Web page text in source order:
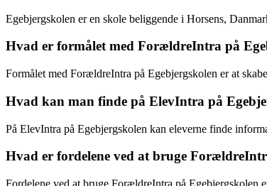
Egebjergskolen er en skole beliggende i Horsens,
Hvad er formålet med ForældreIntra på
Formålet med ForældreIntra på Egebjergskolen er at
Hvad kan man finde på ElevIntra på
På ElevIntra på Egebjergskolen kan eleverne finde
Hvad er fordelene ved at bruge
Fordelene ved at bruge ForældreIntra på Egebjergskolen